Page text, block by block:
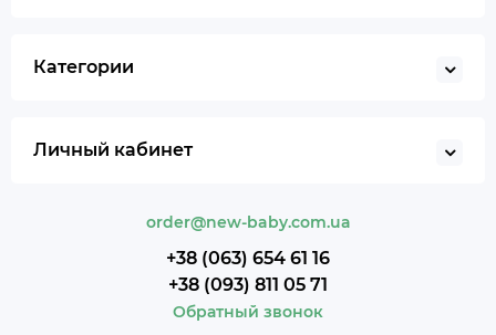
Категории
Личный кабинет
order@new-baby.com.ua
+38 (063) 654 61 16
+38 (093) 811 05 71
Обратный звонок